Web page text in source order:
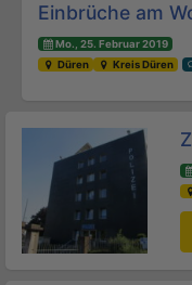
Einbrüche am
Mo., 25. Februar 2019
Düren
Kreis Düren